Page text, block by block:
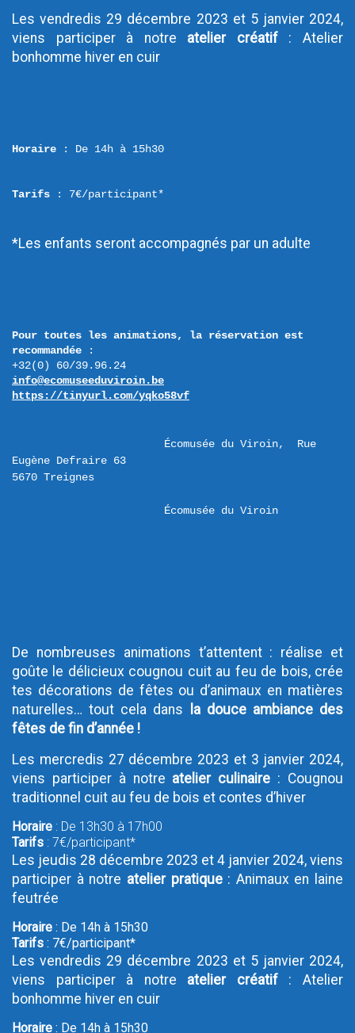
Les vendredis 29 décembre 2023 et 5 janvier 2024,
viens participer à notre atelier créatif : Atelier
bonhomme hiver en cuir
Horaire : De 14h à 15h30
Tarifs : 7€/participant*
*Les enfants seront accompagnés par un adulte
Pour toutes les animations, la réservation est
recommandée :
info@ecomuseeduviroin.be
https://tinyurl.com/yqko58vf
Écomusée du Viroin,  Rue
Eugène Defraire 63
Écomusée du Viroin
De nombreuses animations t’attentent : réalise et
goûte le délicieux cougnou cuit au feu de bois, crée
tes décorations de fêtes ou d’animaux en matières
naturelles… tout cela dans
la douce ambiance des
fêtes de fin d’année !
Les mercredis 27 décembre 2023 et 3 janvier 2024,
viens participer à notre atelier culinaire : Cougnou
traditionnel cuit au feu de bois et contes d’hiver
Horaire : De 13h30 à 17h00
Tarifs : 7€/participant*
Les jeudis 28 décembre 2023 et 4 janvier 2024, viens
participer à notre atelier pratique: Animaux en laine
feutrée
Horaire : De 14h à 15h30
Tarifs : 7€/participant*
Les vendredis 29 décembre 2023 et 5 janvier 2024,
viens participer à notre atelier créatif: Atelier
bonhomme hiver en cuir
Horaire : De 14h à 15h30